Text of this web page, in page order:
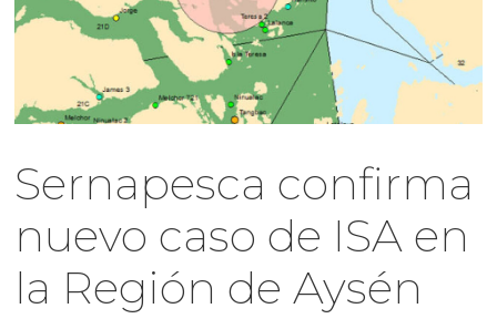
Sernapesca confirma
nuevo caso de ISA en
la Región de Aysén